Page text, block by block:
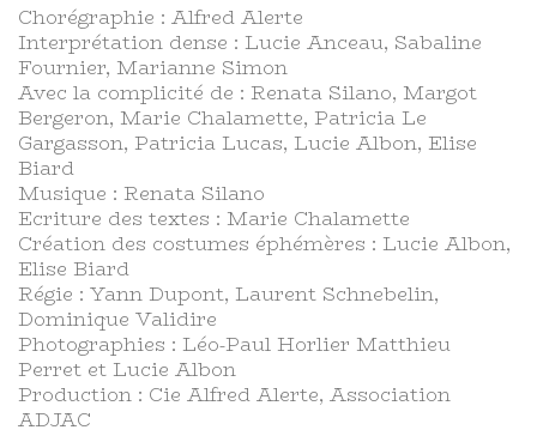
Chorégraphie : Alfred Alerte
Interprétation dense : Lucie Anceau, Sabaline
Fournier, Marianne Simon
Avec la complicité de : Renata Silano, Margot
Bergeron, Marie Chalamette, Patricia Le
Gargasson, Patricia Lucas, Lucie Albon, Elise
Biard
Musique : Renata Silano
Ecriture des textes : Marie Chalamette
Création des costumes éphémères : Lucie Albon,
Elise Biard
Régie : Yann Dupont, Laurent Schnebelin,
Dominique Validire
Photographies : Léo-Paul Horlier Matthieu
Perret et Lucie Albon
Production : Cie Alfred Alerte, Association
ADJAC